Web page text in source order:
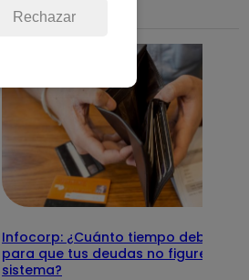
Infocorp: ¿Cuánto tiempo debe pasar
para que tus deudas no figuren en su
sistema?
Rechazar